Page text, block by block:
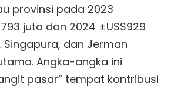
provinsi pada 2023
juta dan 2024 ±US$929
Singapura, dan Jerman
Angka-angka ini
pasar” tempat kontribusi